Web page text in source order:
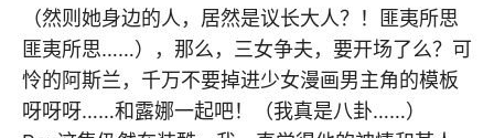
（然则她身边的人，居然是议长大人？！匪夷所思
匪夷所思……），那么，三女争夫，要开场了么？可
怜的阿斯兰，千万不要掉进少女漫画男主角的模板
呀呀呀……和露娜一起吧！（我真是八卦……）